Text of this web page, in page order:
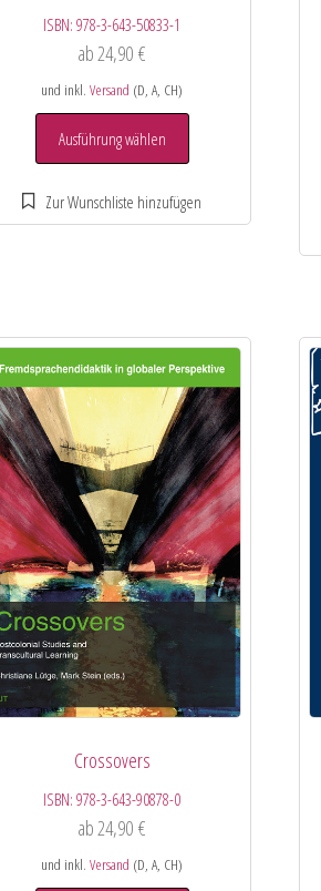
ISBN:978-3-643-50833-1
ab 24,90€
und inkl.Versand (D, A, CH)
Ausführung wählen
Crossovers
ISBN:978-3-643-90878-0
ab24,90€
und inkl.Versand (D, A, CH)